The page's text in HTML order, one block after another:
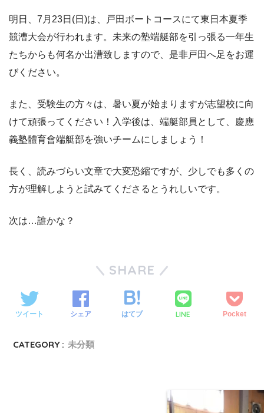
明日、7月23日(日)は、戸田ボートコースにて東日本夏季
競漕大会が行われます。未来の塾端艇部を引っ張る一年生
たちからも何名か出漕致しますので、是非戸田へ足をお運
びください。
また、受験生の方々は、暑い夏が始まりますが志望校に向
けて頑張ってください！入学後は、端艇部員として、慶應
義塾體育會端艇部を強いチームにしましょう！
長く、読みづらい文章で大変恐縮ですが、少しでも多くの
方が理解しようと試みてくださるとうれしいです。
次は…誰かな？
SHARE
ツイート シェア はてブ LINE Pocket
CATEGORY : 未分類